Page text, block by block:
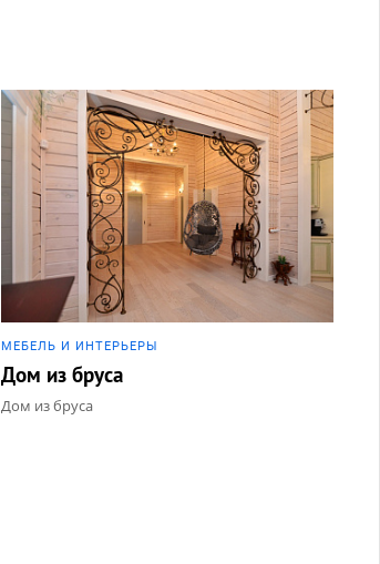
МЕБЕЛЬ И ИНТЕРЬЕРЫ
Дом из бруса
Дом из бруса